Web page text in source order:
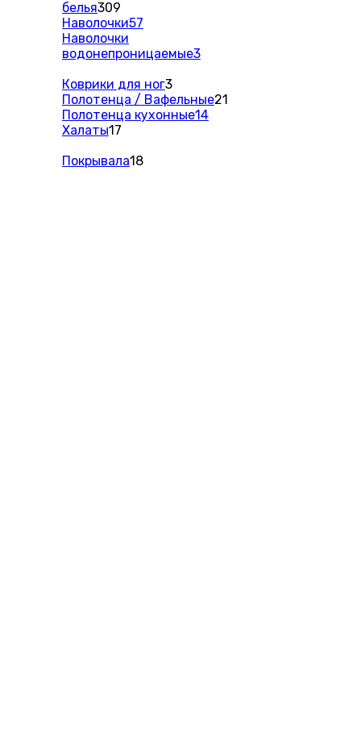
белья309
Наволочки57
Наволочки
водонепроницаемые3
Коврики для ног3
Полотенца / Вафельные21
Полотенца кухонные14
Халаты17
Покрывала18